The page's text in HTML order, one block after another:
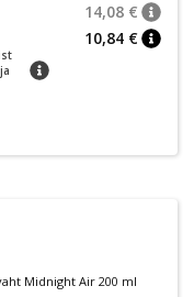
nõuanne
14,08 €
10,84 €
Midnight Air 200 ml